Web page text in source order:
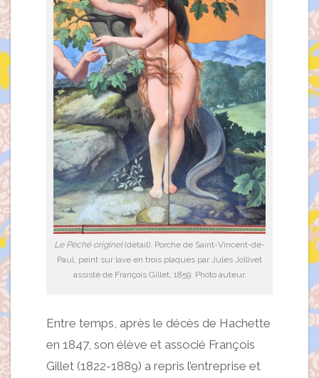
Le Péché originel(détail). Porche de Saint-Vincent-de-
Paul, peint sur lave en trois plaques par Jules Jollivet
assisté de François Gillet, 1859. Photo auteur.
Entre temps, après le décès de Hachette
en 1847, son élève et associé François
Gillet (1822-1889) a repris l’entreprise et